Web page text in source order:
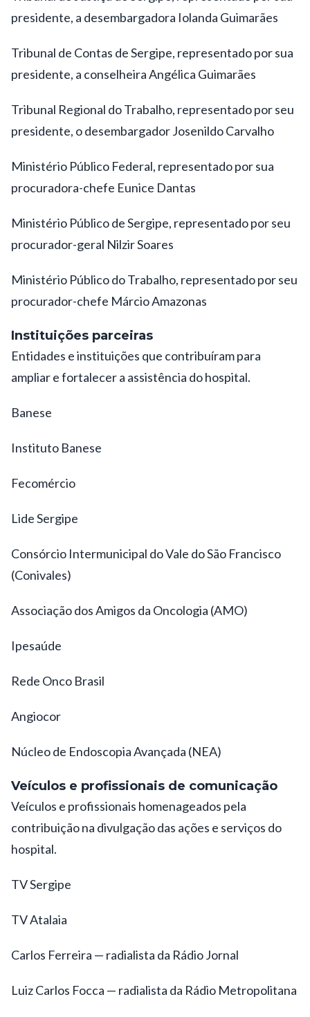
presidente, a desembargadora Iolanda Guimarães
Tribunal de Contas de Sergipe, representado por sua
presidente, a conselheira Angélica Guimarães
Tribunal Regional do Trabalho, representado por seu
presidente, o desembargador Josenildo Carvalho
Ministério Público Federal, representado por sua
procuradora-chefe Eunice Dantas
Ministério Público de Sergipe, representado por seu
procurador-geral Nilzir Soares
Ministério Público do Trabalho, representado por seu
procurador-chefe Márcio Amazonas
Instituições parceiras
Entidades e instituições que contribuíram para
ampliar e fortalecer a assistência do hospital.
Banese
Instituto Banese
Fecomércio
Lide Sergipe
Consórcio Intermunicipal do Vale do São Francisco
(Conivales)
Associação dos Amigos da Oncologia (AMO)
Ipesaúde
Rede Onco Brasil
Angiocor
Núcleo de Endoscopia Avançada (NEA)
Veículos e profissionais de comunicação
Veículos e profissionais homenageados pela
contribuição na divulgação das ações e serviços do
hospital.
TV Sergipe
TV Atalaia
Carlos Ferreira — radialista da Rádio Jornal
Luiz Carlos Focca — radialista da Rádio Metropolitana